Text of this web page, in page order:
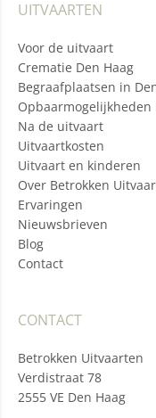
UITVAARTEN
Voor de uitvaart
Crematie Den Haag
Begraafplaatsen in
Opbaarmogelijkheden
Na de uitvaart
Uitvaartkosten
Uitvaart en kinderen
Over Betrokken
Ervaringen
Nieuwsbrieven
Blog
Contact
CONTACT
Betrokken Uitvaarten
Verdistraat 78
2555 VE Den Haag